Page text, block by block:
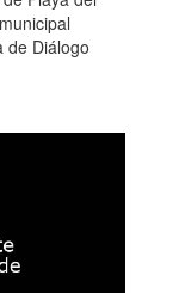
de Diálogo